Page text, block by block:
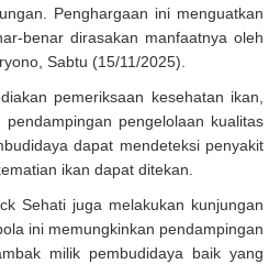
Penghargaan ini menguatkan
benar dirasakan manfaatnya oleh
Sabtu (15/11/2025).
pemeriksaan kesehatan ikan,
pengelolaan kualitas
dapat mendeteksi penyakit
ikan dapat ditekan.
Sehati juga melakukan kunjungan
ini memungkinkan pendampingan
milik pembudidaya baik yang